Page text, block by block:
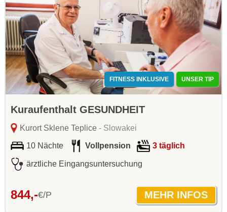
FITNESS INKLUSIVE UNSER TIP
Kuraufenthalt GESUNDHEIT
Kurort Sklene Teplice- Slowakei
10 Nächte Vollpension 3 täglich
ärztliche Eingangsuntersuchung
844,-€/P